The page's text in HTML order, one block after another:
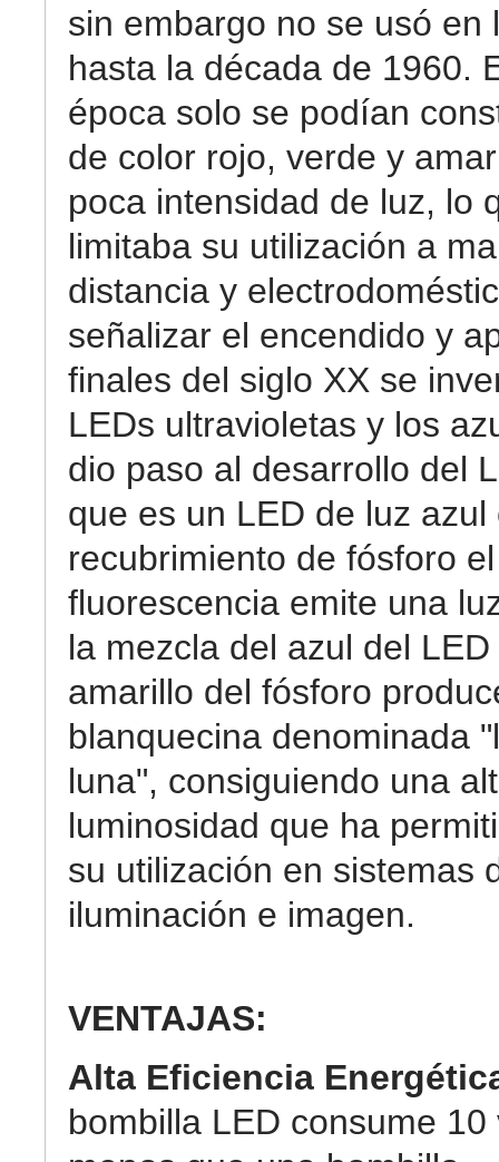
sin embargo no se usó en
hasta la década de 1960.
época solo se podían
de color rojo, verde y
poca intensidad de luz, lo
limitaba su utilización a
distancia y
señalizar el encendido y
finales del siglo XX se
LEDs ultravioletas y los
dio paso al desarrollo del
que es un LED de luz azul
recubrimiento de fósforo
fluorescencia emite una
la mezcla del azul del LED
amarillo del fósforo
blanquecina denominada
luna", consiguiendo una
luminosidad que ha
su utilización en sistemas
iluminación e imagen.
VENTAJAS:
Alta Eficiencia
bombilla LED consume 10